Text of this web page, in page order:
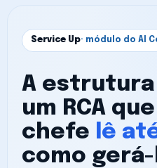
Service Up· módulo do AI
A estrutura
um RCA
chefe
lê
como gerá-